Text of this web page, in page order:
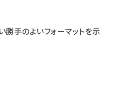
手のよいフォーマットを示